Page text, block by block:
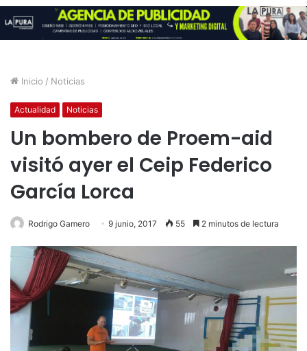
Inicio / Noticias
Actualidad Noticias
Un bombero de Proem-aid
visitó ayer el Ceip Federico
García Lorca
Rodrigo Gamero 9 junio, 2017 55 2 minutos de lectura